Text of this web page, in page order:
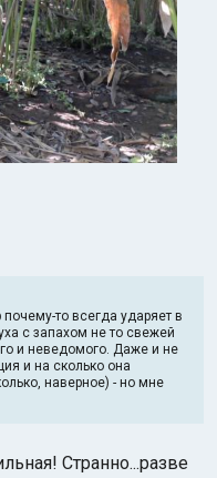
то всегда ударяет в
с запахом не то свежей
и неведомого. Даже и не
и на сколько она
наверное) - но мне
Странно...разве